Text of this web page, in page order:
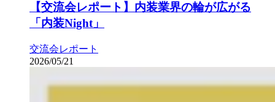
【交流会レポート】内装業界の輪が広がる
「内装Night」
交流会レポート
2026/05/21